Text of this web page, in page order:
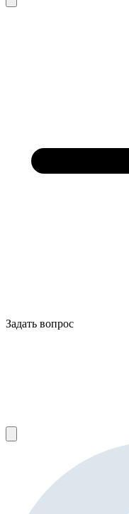
Задать вопрос